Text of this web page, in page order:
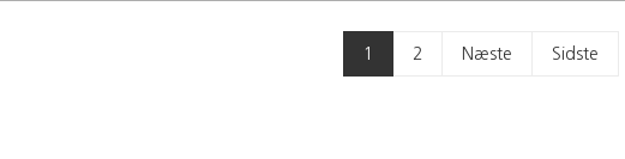
1 2 Næste Sidste